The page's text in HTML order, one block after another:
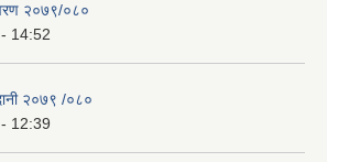
२०७९/०८०
14:52
२०७९ /०८०
12:39